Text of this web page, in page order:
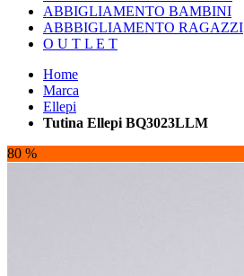
ABBIGLIAMENTO BAMBINI
ABBBIGLIAMENTO RAGAZZI
O U T L E T
Home
Marca
Ellepi
Tutina Ellepi BQ3023LLM
80 %